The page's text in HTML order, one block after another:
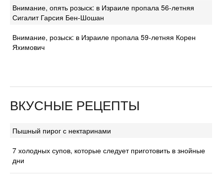
Внимание, опять розыск: в Израиле пропала 56-летняя
Сигалит Гарсия Бен-Шошан
Внимание, розыск: в Израиле пропала 59-летняя Корен
Яхимович
ВКУСНЫЕ РЕЦЕПТЫ
Пышный пирог с нектаринами
7 холодных супов, которые следует приготовить в знойные
дни